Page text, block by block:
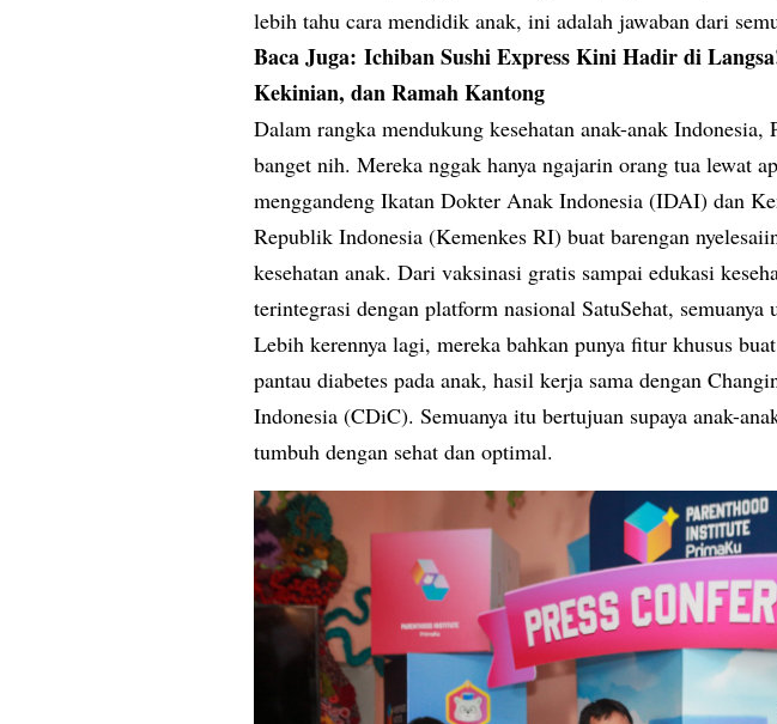
lebih tahu cara mendidik anak, ini adalah jawaban dari
Baca Juga:Ichiban Sushi Express Kini Hadir di
Kekinian, dan Ramah Kantong
Dalam rangka mendukung kesehatan anak-anak
banget nih. Mereka nggak hanya ngajarin orang tua lewat
menggandeng Ikatan Dokter Anak Indonesia (IDAI) dan
Republik Indonesia (Kemenkes RI) buat barengan
kesehatan anak. Dari vaksinasi gratis sampai edukasi
terintegrasi dengan platform nasional SatuSehat, semuanya
Lebih kerennya lagi, mereka bahkan punya fitur khusus
pantau diabetes pada anak, hasil kerja sama dengan
Indonesia (CDiC). Semuanya itu bertujuan supaya anak-
tumbuh dengan sehat dan optimal.